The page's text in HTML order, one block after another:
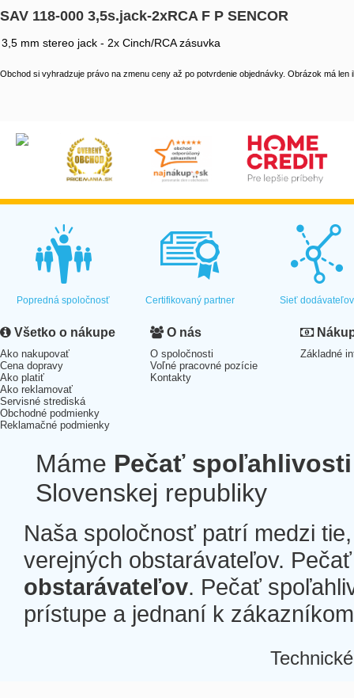
SAV 118-000 3,5s.jack-2xRCA F P SENCOR
3,5 mm stereo jack - 2x Cinch/RCA zásuvka
Obchod si vyhradzuje právo na zmenu ceny až po potvrdenie objednávky. Obrázok má len
Popredná spoločnosť Certifikovaný partner Sieť dodávateľov
Všetko o nákupe
Ako nakupovať
Cena dopravy
Ako platiť
Ako reklamovať
Servisné strediská
Obchodné podmienky
Reklamačné podmienky
O nás
O spoločnosti
Voľné pracovné pozície
Kontakty
Základné
Máme Pečať spoľahlivosti
Slovenskej republiky
Naša spoločnosť patrí medzi
verejných obstarávateľov.
obstarávateľov. Pečať
prístupe a jednaní k